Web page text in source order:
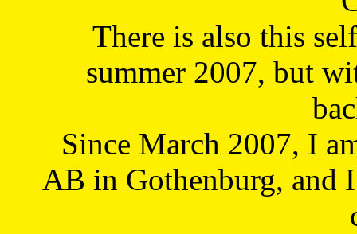
There is also this
summer 2007, but
Since March 2007, I
AB in Gothenburg, and